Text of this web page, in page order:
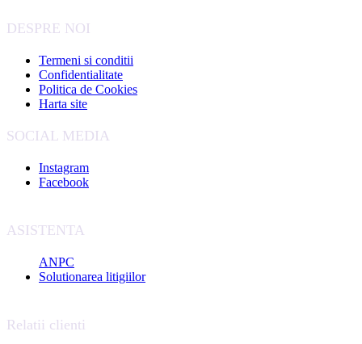
DESPRE NOI
Termeni si conditii
Confidentialitate
Politica de Cookies
Harta site
SOCIAL MEDIA
Instagram
Facebook
ASISTENTA
ANPC
Solutionarea litigiilor
Relatii clienti